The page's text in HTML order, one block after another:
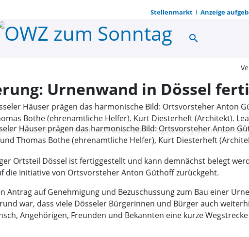
Stellenmarkt Anzeige
Würdiger Ort der
search
Urnenwand in Dössel
Häuser prägen das harmonische Bild: Ortsvorsteher Anton
Thomas Bothe (ehrenamtliche Helfer), Kurt Diesterheft
Ortsteil Dössel ist fertiggestellt und kann demnächst belegt
die Initiative von Ortsvorsteher Anton Güthoff zurückgeht.
Antrag auf Genehmigung und Bezuschussung zum Bau einer
war, dass viele Dösseler Bürgerinnen und Bürger auch
Angehörigen, Freunden und Bekannten eine kurze